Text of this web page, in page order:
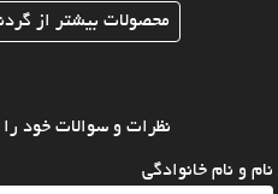
محصولات بیشتر از
نظرات و سوالات خود را
نام و نام خانوادگی